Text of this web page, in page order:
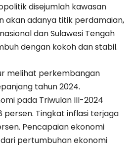
disejumlah kawasan
akan adanya titik perdamaian,
dan Sulawesi Tengah
dengan kokoh dan stabil.
melihat perkembangan
tahun 2024.
pada Triwulan III-2024
persen. Tingkat inflasi terjaga
Pencapaian ekonomi
pertumbuhan ekonomi